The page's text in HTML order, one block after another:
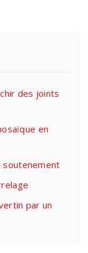
des joints
en
soutenement
par un